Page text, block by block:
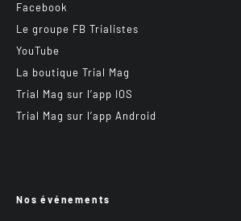
Facebook
Le groupe FB Trialistes
YouTube
La boutique Trial Mag
Trial Mag sur l’app IOS
Trial Mag sur l’app Android
Nos événements